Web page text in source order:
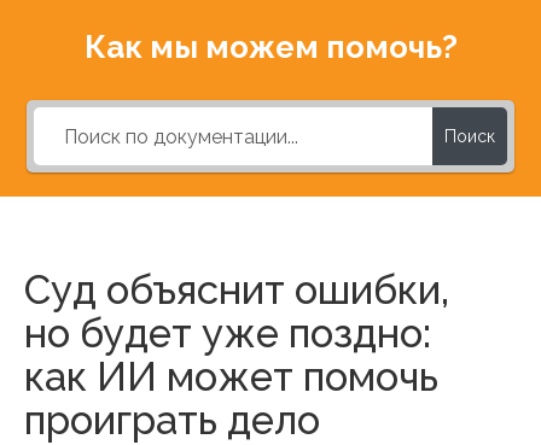
Как мы можем помочь?
Поиск
Суд объяснит ошибки,
но будет уже поздно:
как ИИ может помочь
проиграть дело